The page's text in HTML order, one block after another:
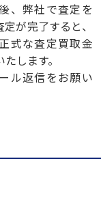
、弊社で査定を
が完了すると、
式な査定買取金
します。
ル返信をお願い